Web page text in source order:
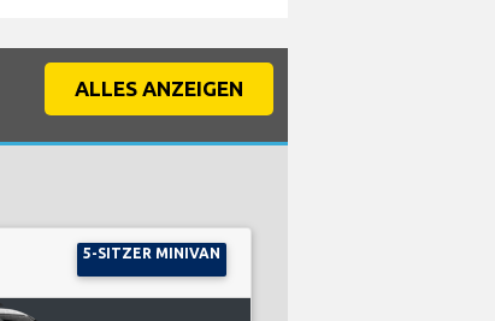
ALLES ANZEIGEN
5-SITZER MINIVAN